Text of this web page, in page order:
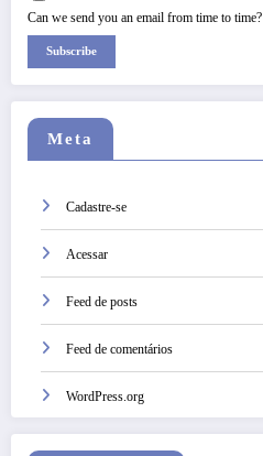
Can we send you an email from time to time?
Subscribe
Meta
Cadastre-se
Acessar
Feed de posts
Feed de comentários
WordPress.org